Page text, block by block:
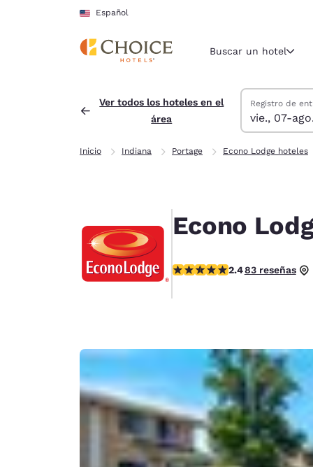
Pasar A Contenido Principal
Español
Región y
Español
United
English
América
Europa
Deutsch
Spain
English
Buscar un hotel
Ver todos los hoteles en el
área
Buscar hoteles
viernes, 7 de
Registro de
vie., 07-
sábado, 8 de
sábado, 8 de
viernes, 7 de
Inicio Indiana Portage Econo Lodge hoteles
Econo
calificación de 2.35
2.483 reseñas